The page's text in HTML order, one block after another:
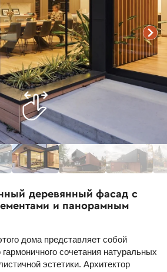
деревянный фасад с
и панорамным
дома представляет собой
сочетания натуральных
эстетики. Архитектор